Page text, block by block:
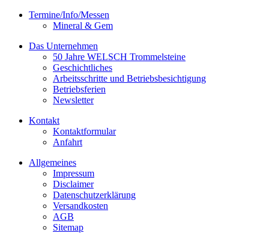
Termine/Info/Messen
Mineral & Gem
Das Unternehmen
50 Jahre WELSCH Trommelsteine
Geschichtliches
Arbeitsschritte und Betriebsbesichtigung
Betriebsferien
Newsletter
Kontakt
Kontaktformular
Anfahrt
Allgemeines
Impressum
Disclaimer
Datenschutzerklärung
Versandkosten
AGB
Sitemap